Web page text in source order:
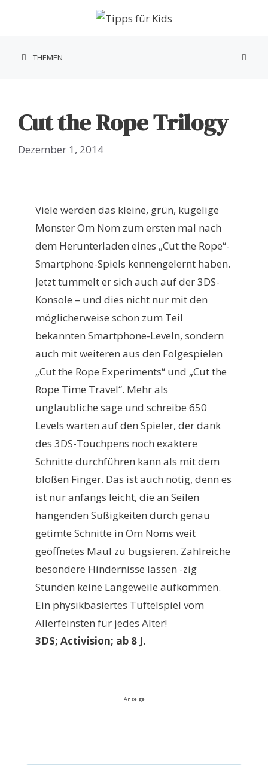
THEMEN
Cut the Rope Trilogy
Dezember 1, 2014
Viele werden das kleine, grün, kugelige
Monster Om Nom zum ersten mal nach
dem Herunterladen eines „Cut the Rope“-
Smartphone-Spiels kennengelernt haben.
Jetzt tummelt er sich auch auf der 3DS-
Konsole – und dies nicht nur mit den
möglicherweise schon zum Teil
bekannten Smartphone-Leveln, sondern
auch mit weiteren aus den Folgespielen
„Cut the Rope Experiments“ und „Cut the
Rope Time Travel“. Mehr als
unglaubliche sage und schreibe 650
Levels warten auf den Spieler, der dank
des 3DS-Touchpens noch exaktere
Schnitte durchführen kann als mit dem
bloßen Finger. Das ist auch nötig, denn es
ist nur anfangs leicht, die an Seilen
hängenden Süßigkeiten durch genau
getimte Schnitte in Om Noms weit
geöffnetes Maul zu bugsieren. Zahlreiche
besondere Hindernisse lassen -zig
Stunden keine Langeweile aufkommen.
Ein physikbasiertes Tüftelspiel vom
Allerfeinsten für jedes Alter!
3DS; Activision; ab 8 J.
Anzeige